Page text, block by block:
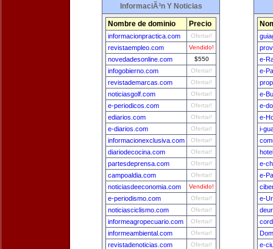
InformaciÃ³n Y Noticias
Nombre de dominio Precio
informacionpractica.com Ofertar!
revistaempleo.com Vendido!
novedadesonline.com $550
infogobierno.com Ofertar!
revistademarcas.com Ofertar!
noticiasgolf.com Ofertar!
e-periodicos.com Ofertar!
ediarios.com Ofertar!
e-diarios.com Ofertar!
informacionexclusiva.com Ofertar!
diariodecocina.com Ofertar!
partesdeprensa.com Ofertar!
campoaldia.com Ofertar!
noticiasdeeconomia.com Vendido!
e-periodismo.com Ofertar!
noticiasciclismo.com Ofertar!
informeagropecuario.com Ofertar!
informeambiental.com Ofertar!
revistadenoticias.com Ofertar!
e-
e-
e-
e-
e-
i-
e-
e-
e-
e-